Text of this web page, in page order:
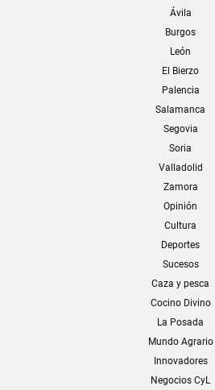
Ávila
Burgos
León
El Bierzo
Palencia
Salamanca
Segovia
Soria
Valladolid
Zamora
Opinión
Cultura
Deportes
Sucesos
Caza y pesca
Cocino Divino
La Posada
Mundo Agrario
Innovadores
Negocios CyL